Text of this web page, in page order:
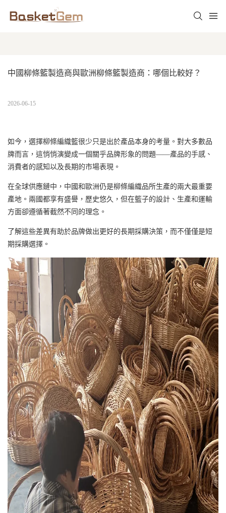
中國柳條籃製造商與歐洲柳條籃製造商：哪個比較好？
2026-06-15
如今， 選擇柳條編織籃很少只是出於產品本身的考量。對大多數品
牌而言，這悄悄演變成一個關乎品牌形象的問題——產品的手感、
消費者的感知以及長期的市場表現。
在全球供應鏈中，中國和歐洲仍是柳條編織品所生產的兩大最重要
產地。兩國都享有盛譽，歷史悠久，但在籃子的設計、生產和運輸
方面卻遵循著截然不同的理念。
了解這些差異有助於品牌做出更好的長期採購決策，而不僅僅是短
期採購選擇。